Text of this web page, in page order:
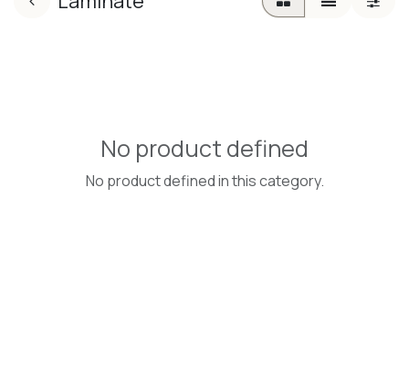
No product defined
No product defined in this category.